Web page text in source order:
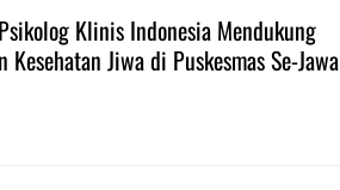
Klinis Indonesia Mendukung
Kesehatan Jiwa di Puskesmas Se-Jawa